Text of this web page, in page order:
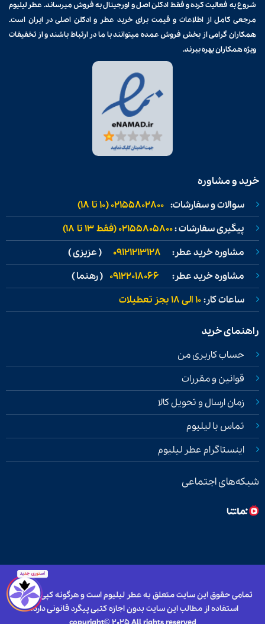
شروع به فعالیت کرده و فقط ادکلن اصل و اورجینال به فروش میرساند. عطر لیلیوم
مرجعی کامل از اطلاعات و قیمت برایخرید عطر و ادکلن اصلی در ایران است.
همکاران گرامی از بخش فروش عمده میتوانند با ما در ارتباط باشند و از تخفیفات
ویژه همکاران بهره ببرند.
خرید و مشاوره
سوالات و سفارشات: 02155802800 (۱۰ تا ۱۸)
پیگیری سفارشات :02155805800 (فقط ۱۳ تا ۱۸)
مشاوره خرید عطر: 09121213128 ( عزیزی )
مشاوره خرید عطر: 09122018066 ( رهنما )
ساعات کار:۱۰ الی ۱۸ بجز تعطیلات
راهنمای خرید
حساب کاربری من
قوانین و مقررات
زمان ارسال و تحویل کالا
تماس با لیلیوم
اینستاگرام عطر لیلیوم
شبکه‌های اجتماعی
تمامی حقوق این سایت متعلق به عطر لیلیوم است و هرگونه کپی برداری و
استفاده از مطالب این سایت بدون اجازه کتبی پیگرد قانونی دارد.